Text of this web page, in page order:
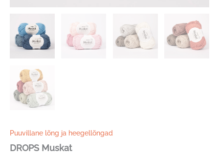
Puuvillane lõng ja heegellõngad
DROPS Muskat